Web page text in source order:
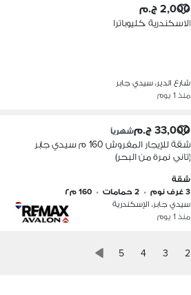
2,000 ج.م
الاسكندرية ،كليوباترا
شارع الدير، سيدي جابر
منذ 1 يوم
33,000 ج.م شهرياً
شقة للإيجار المفروش 160 م سيدي جابر
(تاني نمرة من البحر)
شقة
3 غرف نوم
• 2 حمامات • 160 م٢
سيدي جابر، الإسكندرية
منذ 1 يوم
2
3
4
5